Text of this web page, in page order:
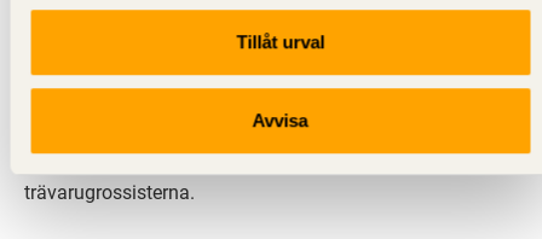
Tillåt urval
Avvisa
Svenskt Trä representerar svensk sågverksindustri
och är en del av branschorganisationen
svensk limträ-, KL-trä- och förpackningsindustri samt
trävarugrossisterna.